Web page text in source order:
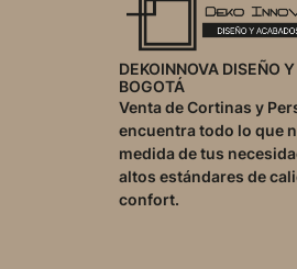
DEKOINNOVA DISEÑO
BOGOTÁ
Venta de Cortinas y
encuentra todo lo que
medida de tus
altos estándares de
confort.